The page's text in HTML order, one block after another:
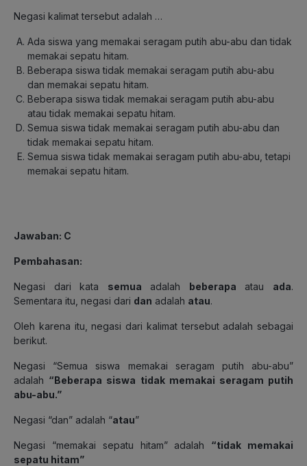
Negasi kalimat tersebut adalah …
Ada siswa yang memakai seragam putih abu-abu dan tidak
memakai sepatu hitam.
Beberapa siswa tidak memakai seragam putih abu-abu
dan memakai sepatu hitam.
Beberapa siswa tidak memakai seragam putih abu-abu
atau tidak memakai sepatu hitam.
Semua siswa tidak memakai seragam putih abu-abu dan
tidak memakai sepatu hitam.
Semua siswa tidak memakai seragam putih abu-abu, tetapi
memakai sepatu hitam.
Jawaban: C
Pembahasan:
Negasi dari kata semua adalah beberapa atau ada.
Sementara itu, negasi dari dan adalah atau.
Oleh karena itu, negasi dari kalimat tersebut adalah sebagai
berikut.
Negasi “Semua siswa memakai seragam putih abu-abu”
adalah “Beberapa siswa tidak memakai seragam putih
abu-abu.”
Negasi “dan” adalah “atau”
Negasi “memakai sepatu hitam” adalah “tidak memakai
sepatu hitam”